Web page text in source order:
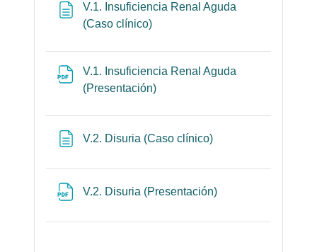
V.1. Insuficiencia Renal Aguda
(Caso clínico)Página
V.1. Insuficiencia Renal Aguda
(Presentación)
V.2. Disuria (Caso clínico)Página
V.2. Disuria (Presentación)